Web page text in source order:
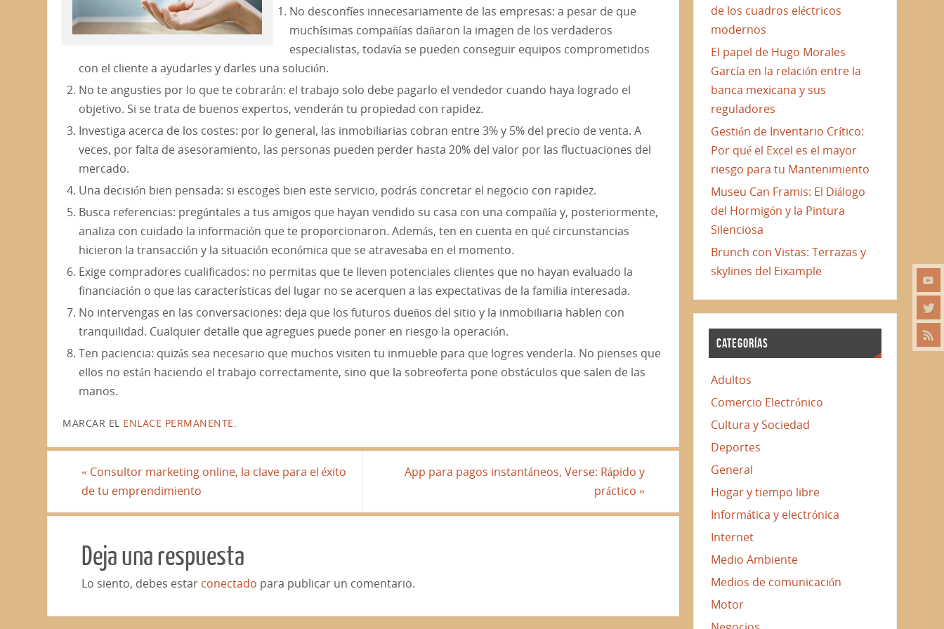
No desconfíes innecesariamente de las empresas: a pesar de que
muchísimas compañías dañaron la imagen de los verdaderos
especialistas, todavía se pueden conseguir equipos comprometidos
con el cliente a ayudarles y darles una solución.
No te angusties por lo que te cobrarán: el trabajo solo debe pagarlo el vendedor cuando haya logrado el
objetivo. Si se trata de buenos expertos, venderán tu propiedad con rapidez.
Investiga acerca de los costes: por lo general, las inmobiliarias cobran entre 3% y 5% del precio de venta. A
veces, por falta de asesoramiento, las personas pueden perder hasta 20% del valor por las fluctuaciones del
mercado.
Una decisión bien pensada: si escoges bien este servicio, podrás concretar el negocio con rapidez.
Busca referencias: pregúntales a tus amigos que hayan vendido su casa con una compañía y, posteriormente,
analiza con cuidado la información que te proporcionaron. Además, ten en cuenta en qué circunstancias
hicieron la transacción y la situación económica que se atravesaba en el momento.
Exige compradores cualificados: no permitas que te lleven potenciales clientes que no hayan evaluado la
financiación o que las características del lugar no se acerquen a las expectativas de la familia interesada.
No intervengas en las conversaciones: deja que los futuros dueños del sitio y la inmobiliaria hablen con
tranquilidad. Cualquier detalle que agregues puede poner en riesgo la operación.
Ten paciencia: quizás sea necesario que muchos visiten tu inmueble para que logres venderla. No pienses que
ellos no están haciendo el trabajo correctamente, sino que la sobreoferta pone obstáculos que salen de las
manos.
MARCAR EL ENLACE PERMANENTE
« Consultor marketing online, la clave para el éxito
de tu emprendimiento
App para pagos instantáneos, Verse: Rápido y
práctico »
Deja una respuesta
Lo siento, debes estar conectado para publicar un comentario.
de los cuadros eléctricos
modernos
El papel de Hugo Morales
García en la relación entre la
banca mexicana y sus
reguladores
Gestión de Inventario Crítico:
Por qué el Excel es el mayor
riesgo para tu Mantenimiento
Museu Can Framis: El Diálogo
del Hormigón y la Pintura
Silenciosa
Brunch con Vistas: Terrazas y
skylines del Eixample
CATEGORÍAS
Adultos
Comercio Electrónico
Cultura y Sociedad
Deportes
General
Hogar y tiempo libre
Informática y electrónica
Internet
Medio Ambiente
Medios de comunicación
Motor